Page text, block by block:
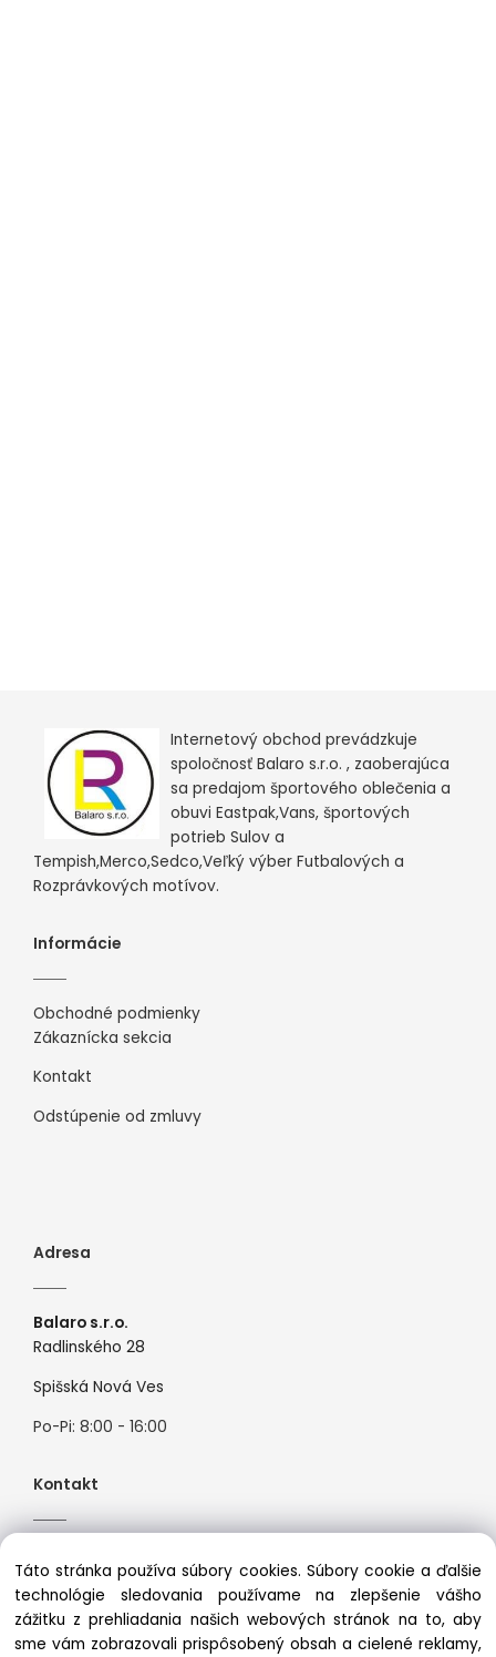
Internetový obchod prevádzkuje
spoločnosť Balaro s.r.o. , zaoberajúca
sa predajom športového oblečenia a
obuvi Eastpak,Vans, športových
potrieb Sulov a
Tempish,Merco,Sedco,Veľký výber Futbalových a
Rozprávkových motívov.
Informácie
Obchodné podmienky
Zákaznícka sekcia
Kontakt
Odstúpenie od zmluvy
Adresa
Balaro s.r.o.
Radlinského 28
Spišská Nová Ves
Po-Pi: 8:00 - 16:00
Kontakt
Mail:info@premiosport.sk
Táto stránka používa súbory cookies. Súbory cookie a ďalšie
technológie sledovania používame na zlepšenie vášho
zážitku z prehliadania našich webových stránok na to, aby
sme vám zobrazovali prispôsobený obsah a cielené reklamy,